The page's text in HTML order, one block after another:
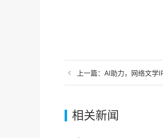
上一篇： AI助力，网络文学
相关新闻